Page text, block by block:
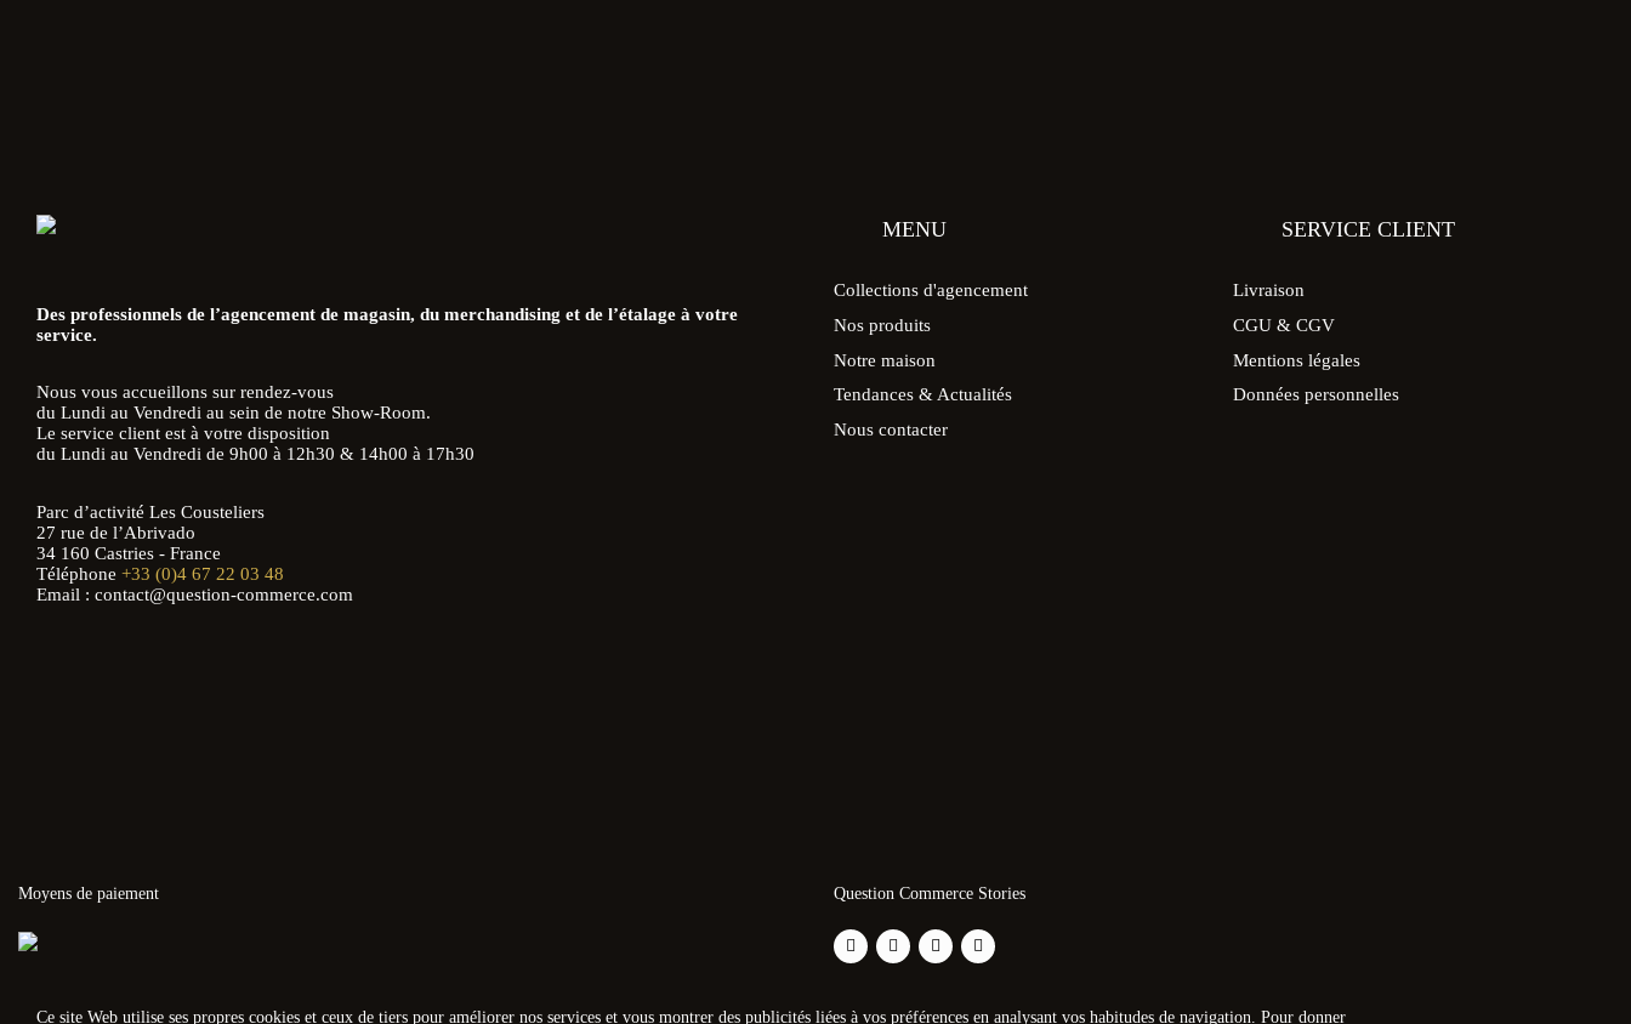
Des professionnels de l’agencement de magasin, du merchandising et de l’étalage à votre
service.
Nous vous accueillons sur rendez-vous
du Lundi au Vendredi au sein de notre Show-Room.
Le service client est à votre disposition
du Lundi au Vendredi de 9h00 à 12h30 & 14h00 à 17h30
Parc d’activité Les Cousteliers
27 rue de l’Abrivado
34 160 Castries - France
Téléphone +33 (0)4 67 22 03 48
Email : contact@question-commerce.com
MENU
Collections d'agencement
Nos produits
Notre maison
Tendances & Actualités
Nous contacter
SERVICE CLIENT
Livraison
CGU & CGV
Mentions légales
Données personnelles
Moyens de paiement Question Commerce Stories
Ce site Web utilise ses propres cookies et ceux de tiers pour améliorer nos services et vous montrer des publicités liées à vos préférences en analysant vos habitudes de navigation. Pour donner